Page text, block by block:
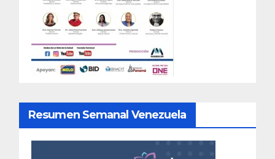
Resumen Semanal Venezuela